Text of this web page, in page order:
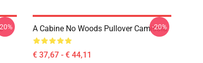
A Cabine No Woods Pullover Camisola
€ 37,67 - € 44,11
-20%